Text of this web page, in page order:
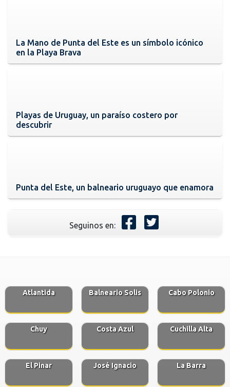
La Mano de Punta del Este es un símbolo icónico
en la Playa Brava
Playas de Uruguay, un paraíso costero por
descubrir
Punta del Este, un balneario uruguayo que enamora
Seguinos en:
Atlantida Balneario Solis Cabo Polonio
Chuy Costa Azul Cuchilla Alta
El Pinar José Ignacio La Barra